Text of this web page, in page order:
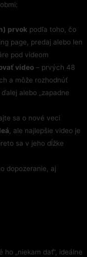
prvok podľa toho, čo
page, predaj alebo len
pod videom
video – prvých 48
a môže rozhodnúť
alebo „zapadne
sa o nové veci
, ale najlepšie video je
sa v jeho dĺžke
dopozeranie, aj
„niekam dať“, ideálne